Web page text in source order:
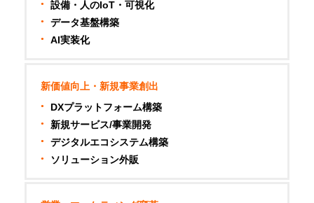
設備・人のIoT・可視化
データ基盤構築
AI実装化
新価値向上・新規事業創出
DXプラットフォーム構築
新規サービス/事業開発
デジタルエコシステム構築
ソリューション外販